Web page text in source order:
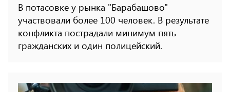
В потасовке у рынка "Барабашово"
участвовали более 100 человек. В результате
конфликта пострадали минимум пять
гражданских и один полицейский.